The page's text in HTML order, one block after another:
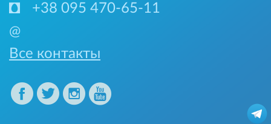
+38 095 470-65-11
@
Все контакты